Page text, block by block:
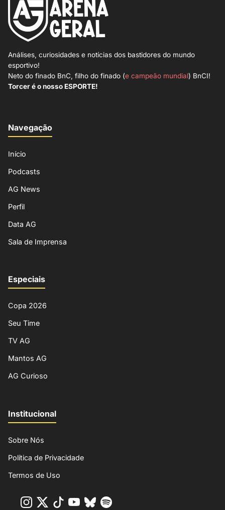
Análises, curiosidades e notícias dos bastidores do mundo
esportivo!
Neto do finado BnC, filho do finado (e campeão mundial) BnCI!
Torcer é o nosso ESPORTE!
Navegação
Início
Podcasts
AG News
Perfil
Data AG
Sala de Imprensa
Especiais
Copa 2026
Seu Time
TV AG
Mantos AG
AG Curioso
Institucional
Sobre Nós
Política de Privacidade
Termos de Uso